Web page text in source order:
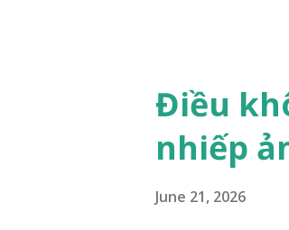
lửng giữa
này không nói
là ẩn dụ hoàn
nhiên. Bức
Điều
nhiếp
June 21, 2026